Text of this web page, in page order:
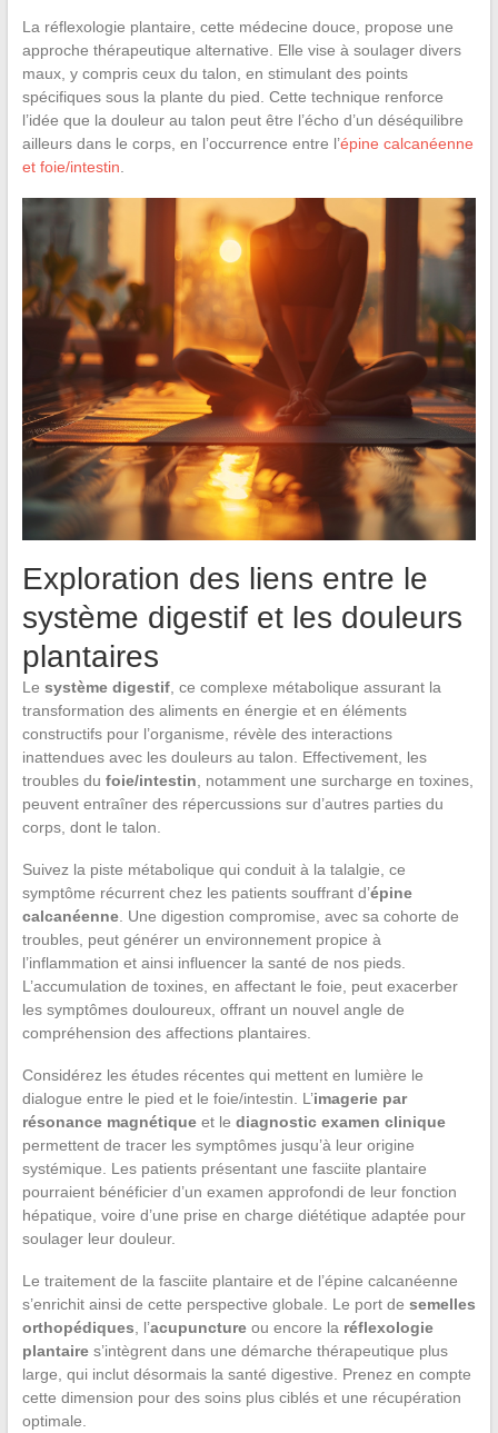
La réflexologie plantaire, cette médecine douce, propose une
approche thérapeutique alternative. Elle vise à soulager divers
maux, y compris ceux du talon, en stimulant des points
spécifiques sous la plante du pied. Cette technique renforce
l’idée que la douleur au talon peut être l’écho d’un déséquilibre
ailleurs dans le corps, en l’occurrence entre l’épine calcanéenne
et foie/intestin
Exploration des liens entre le
système digestif et les douleurs
plantaires
Le système digestif, ce complexe métabolique assurant la
transformation des aliments en énergie et en éléments
constructifs pour l’organisme, révèle des interactions
inattendues avec les douleurs au talon. Effectivement, les
troubles du foie/intestin , notamment une surcharge en toxines,
peuvent entraîner des répercussions sur d’autres parties du
corps, dont le talon.
Suivez la piste métabolique qui conduit à la talalgie, ce
symptôme récurrent chez les patients souffrant d’épine
calcanéenne. Une digestion compromise, avec sa cohorte de
troubles, peut générer un environnement propice à
l’inflammation et ainsi influencer la santé de nos pieds.
L’accumulation de toxines, en affectant le foie, peut exacerber
les symptômes douloureux, offrant un nouvel angle de
compréhension des affections plantaires.
Considérez les études récentes qui mettent en lumière le
dialogue entre le pied et le foie/intestin. L’imagerie par
résonance magnétiqueet le diagnostic examen clinique
permettent de tracer les symptômes jusqu’à leur origine
systémique. Les patients présentant une fasciite plantaire
pourraient bénéficier d’un examen approfondi de leur fonction
hépatique, voire d’une prise en charge diététique adaptée pour
soulager leur douleur.
Le traitement de la fasciite plantaire et de l’épine calcanéenne
s’enrichit ainsi de cette perspective globale. Le port de semelles
orthopédiques , l’acupunctureou encore la réflexologie
plantaires’intègrent dans une démarche thérapeutique plus
large, qui inclut désormais la santé digestive. Prenez en compte
cette dimension pour des soins plus ciblés et une récupération
optimale.